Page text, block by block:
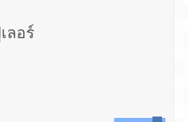
ลอร์